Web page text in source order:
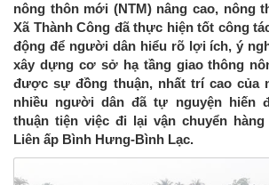
nông thôn mới (NTM) nâng cao, nông
Xã Thành Công đã thực hiện tốt công
động để người dân hiểu rõ lợi ích, ý
xây dựng cơ sở hạ tầng giao thông
được sự đồng thuận, nhất trí cao của
nhiều người dân đã tự nguyện hiến
thuận tiện việc đi lại vận chuyển
Liên ấp Bình Hưng-Bình Lạc.